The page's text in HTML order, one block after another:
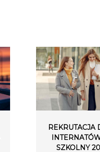
REKRUTACJA
SZKOLNY